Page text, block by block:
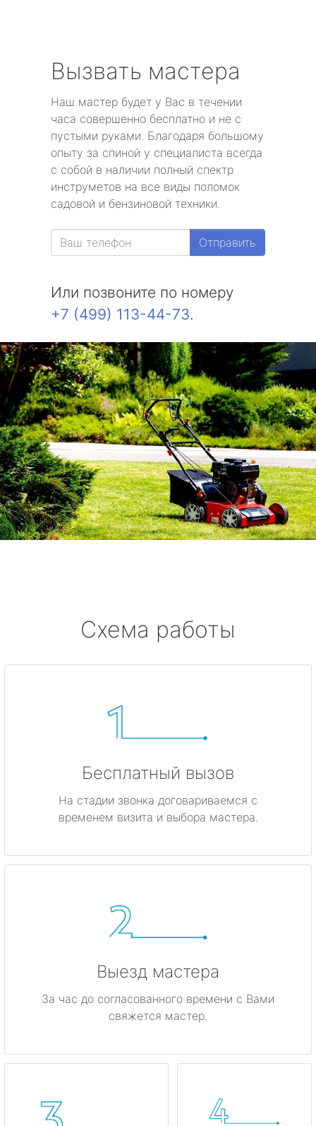
Вызвать мастера
Наш мастер будет у Вас в течении
часа совершенно бесплатно и не с
пустыми руками. Благодаря большому
опыту за спиной у специалиста всегда
с собой в наличии полный спектр
инструметов на все виды поломок
садовой и бензиновой техники.
Отправить
Или позвоните по номеру
+7 (499) 113-44-73.
Схема работы
Бесплатный вызов
На стадии звонка договариваемся с
временем визита и выбора мастера.
Выезд мастера
За час до согласованного времени с Вами
свяжется мастер.